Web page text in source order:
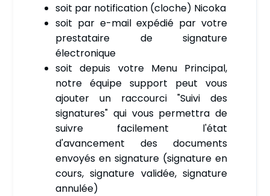
soit par notification (cloche) Nicoka
soit par e-mail expédié par votre
prestataire de signature
électronique
soit depuis votre Menu Principal,
notre équipe support peut vous
ajouter un raccourci "Suivi des
signatures" qui vous permettra de
suivre facilement l'état
d'avancement des documents
envoyés en signature (signature en
cours, signature validée, signature
annulée)